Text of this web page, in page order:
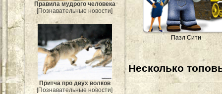
Правила мудрого человека
[Познавательные новости]
Притча про двух волков
[Познавательные новости]
Пазл Сити
Несколько